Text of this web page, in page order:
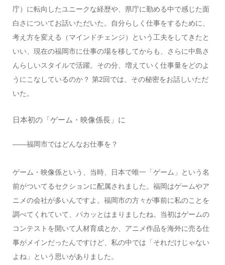
庁）に転向したユニークな経歴や、県庁に勤める中で感じた面
白さについてお話いただいた。自分らしく仕事をするために、
考え方を変える（マインドチェンジ）という工夫をしてきたと
いい、現在の福岡市に仕事の場を移してからも、さらに中島さ
んらしいスタイルで活躍。その分、増えていく仕事量をどのよ
うにこなしているのか？ 第2回では、その秘密をお話しいただ
いた。
日本初の「ゲーム・映像係長」に
――福岡市ではどんなお仕事を？
ゲーム・映像係という、当時、日本で唯一「ゲーム」という名
前がついてるセクションに配属されました。福岡はゲームやア
ニメの会社が多いんですよ。福岡市の方々が事前に私のことを
調べてくれていて、パカッとはまりましたね。当初はゲームの
コンテストを開いて人材育成とか、アニメ作品を海外に売る仕
事がメインだったんですけど、私の中では「それだけじゃない
よね」という思いがありました。